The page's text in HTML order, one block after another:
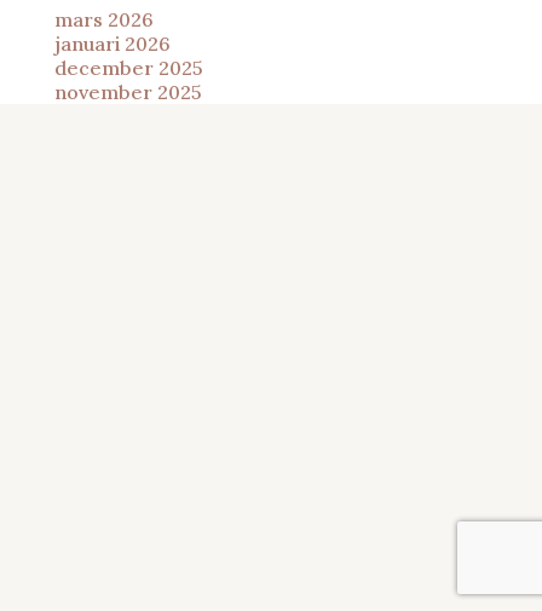
mars 2026
januari 2026
december 2025
november 2025